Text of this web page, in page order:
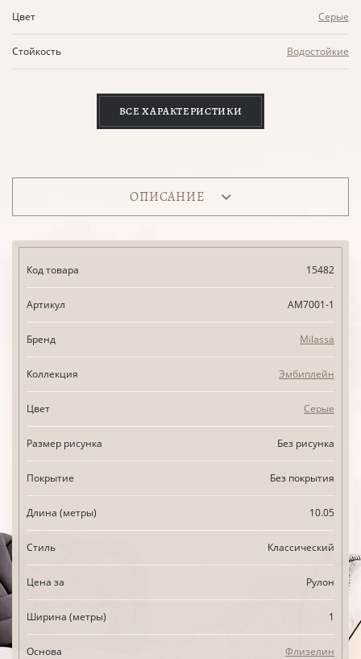
Цвет Серые
Стойкость Водостойкие
ВСЕ ХАРАКТЕРИСТИКИ
ОПИСАНИЕ
Код товара 15482
Артикул AM7001-1
Бренд Milassa
Коллекция Эмбиплейн
Цвет Серые
Размер рисунка Без рисунка
Покрытие Без покрытия
Длина (метры) 10.05
Стиль Классический
Цена за Рулон
Ширина (метры) 1
Основа
Флизелин